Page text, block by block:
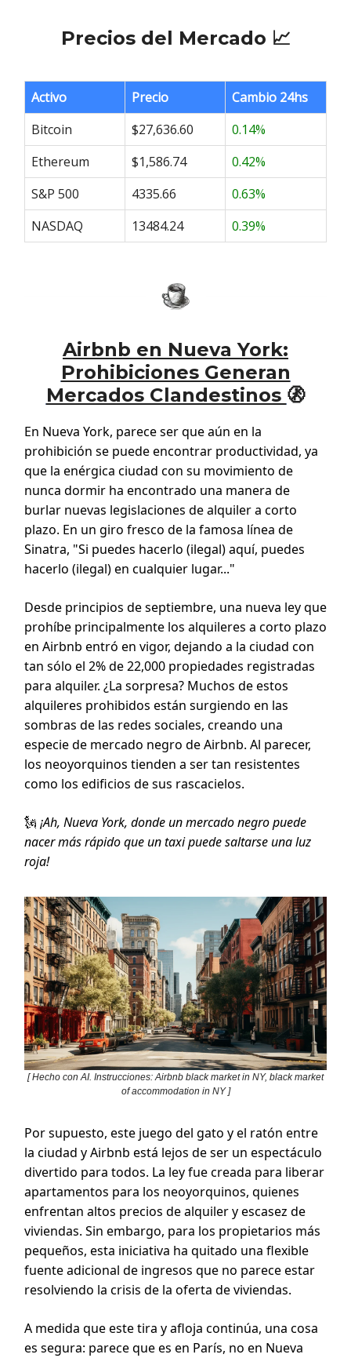
Precios del Mercado 📈
Activo Precio
Cambio 24hs
Bitcoin
$27,636.60
0.14%
Ethereum
$1,586.74
0.42%
S&P 500
4335.66
0.63%
NASDAQ
13484.24 0.39%
Airbnb en Nueva York:
Prohibiciones Generan
Mercados Clandestinos 🚷
En Nueva York, parece ser que aún en la
prohibición se puede encontrar productividad, ya
que la enérgica ciudad con su movimiento de
nunca dormir ha encontrado una manera de
burlar nuevas legislaciones de alquiler a corto
plazo. En un giro fresco de la famosa línea de
Sinatra, "Si puedes hacerlo (ilegal) aquí, puedes
hacerlo (ilegal) en cualquier lugar..."
Desde principios de septiembre, una nueva ley que
prohíbe principalmente los alquileres a corto plazo
en Airbnb entró en vigor, dejando a la ciudad con
tan sólo el 2% de 22,000 propiedades registradas
para alquiler. ¿La sorpresa? Muchos de estos
alquileres prohibidos están surgiendo en las
sombras de las redes sociales, creando una
especie de mercado negro de Airbnb. Al parecer,
los neoyorquinos tienden a ser tan resistentes
como los edificios de sus rascacielos.
🗽 ¡Ah, Nueva York, donde un mercado negro puede
nacer más rápido que un taxi puede saltarse una luz
roja!
[ Hecho con AI. Instrucciones: Airbnb black market in NY, black market
of accommodation in NY ]
Por supuesto, este juego del gato y el ratón entre
la ciudad y Airbnb está lejos de ser un espectáculo
divertido para todos. La ley fue creada para liberar
apartamentos para los neoyorquinos, quienes
enfrentan altos precios de alquiler y escasez de
viviendas. Sin embargo, para los propietarios más
pequeños, esta iniciativa ha quitado una flexible
fuente adicional de ingresos que no parece estar
resolviendo la crisis de la oferta de viviendas.
A medida que este tira y afloja continúa, una cosa
es segura: parece que es en París, no en Nueva